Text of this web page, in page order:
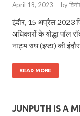
April 18, 2023 - by
इंदौर, 15 अप्रैल 2023
अधिकारों के योद्धा पॉल
नाट्य सघ (इप्टा) की इंदौर
READ MORE
JUNPUTH IS A